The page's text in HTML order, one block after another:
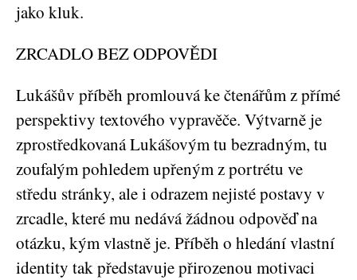
jako kluk.
ZRCADLO BEZ ODPOVĚDI
Lukášův příběh promlouvá ke čtenářům z přímé
perspektivy textového vypravěče. Výtvarně je
zprostředkovaná Lukášovým tu bezradným, tu
zoufalým pohledem upřeným z portrétu ve
středu stránky, ale i odrazem nejisté postavy v
zrcadle, které mu nedává žádnou odpověď na
otázku, kým vlastně je. Příběh o hledání vlastní
identity tak představuje přirozenou motivaci